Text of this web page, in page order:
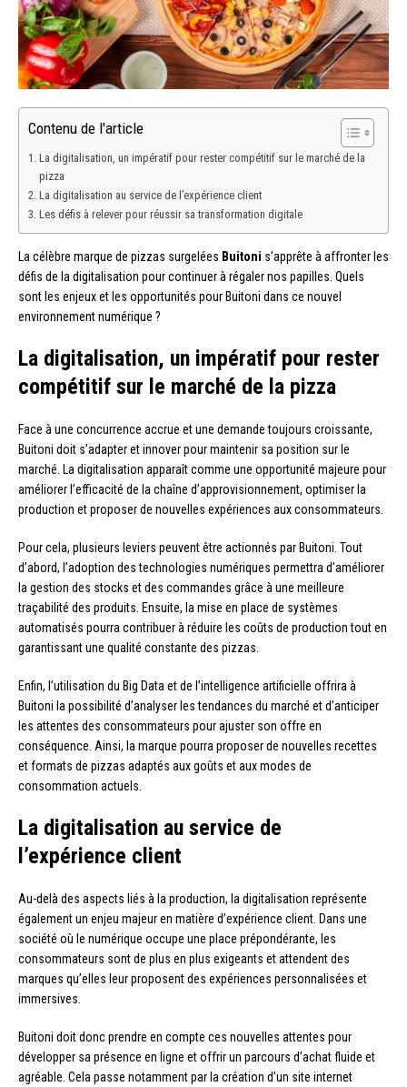
Contenu de l'article
La digitalisation, un impératif pour rester compétitif sur le marché de la
pizza
La digitalisation au service de l’expérience client
Les défis à relever pour réussir sa transformation digitale
La célèbre marque de pizzas surgelées Buitoni s’apprête à affronter les
défis de la digitalisation pour continuer à régaler nos papilles. Quels
sont les enjeux et les opportunités pour Buitoni dans ce nouvel
environnement numérique ?
La digitalisation, un impératif pour rester
compétitif sur le marché de la pizza
Face à une concurrence accrue et une demande toujours croissante,
Buitoni doit s’adapter et innover pour maintenir sa position sur le
marché. La digitalisation apparaît comme une opportunité majeure pour
améliorer l’efficacité de la chaîne d’approvisionnement, optimiser la
production et proposer de nouvelles expériences aux consommateurs.
Pour cela, plusieurs leviers peuvent être actionnés par Buitoni. Tout
d’abord, l’adoption des technologies numériques permettra d’améliorer
la gestion des stocks et des commandes grâce à une meilleure
traçabilité des produits. Ensuite, la mise en place de systèmes
automatisés pourra contribuer à réduire les coûts de production tout en
garantissant une qualité constante des pizzas.
Enfin, l’utilisation du Big Data et de l’intelligence artificielle offrira à
Buitoni la possibilité d’analyser les tendances du marché et d’anticiper
les attentes des consommateurs pour ajuster son offre en
conséquence. Ainsi, la marque pourra proposer de nouvelles recettes
et formats de pizzas adaptés aux goûts et aux modes de
consommation actuels.
La digitalisation au service de
l’expérience client
Au-delà des aspects liés à la production, la digitalisation représente
également un enjeu majeur en matière d’expérience client. Dans une
société où le numérique occupe une place prépondérante, les
consommateurs sont de plus en plus exigeants et attendent des
marques qu’elles leur proposent des expériences personnalisées et
immersives.
Buitoni doit donc prendre en compte ces nouvelles attentes pour
développer sa présence en ligne et offrir un parcours d’achat fluide et
agréable. Cela passe notamment par la création d’un site internet